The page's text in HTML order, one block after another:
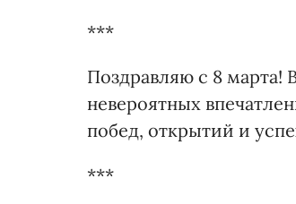
***
Поздравляю с 8 марта!
невероятных
побед, открытий и
***